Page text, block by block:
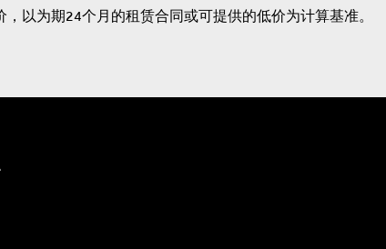
以为期24个月的租赁合同或可提供的低价为计算基准。